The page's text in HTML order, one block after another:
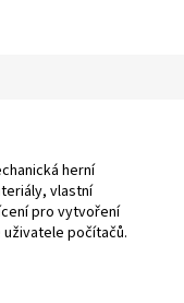
herní
vlastní
pro vytvoření
počítačů.